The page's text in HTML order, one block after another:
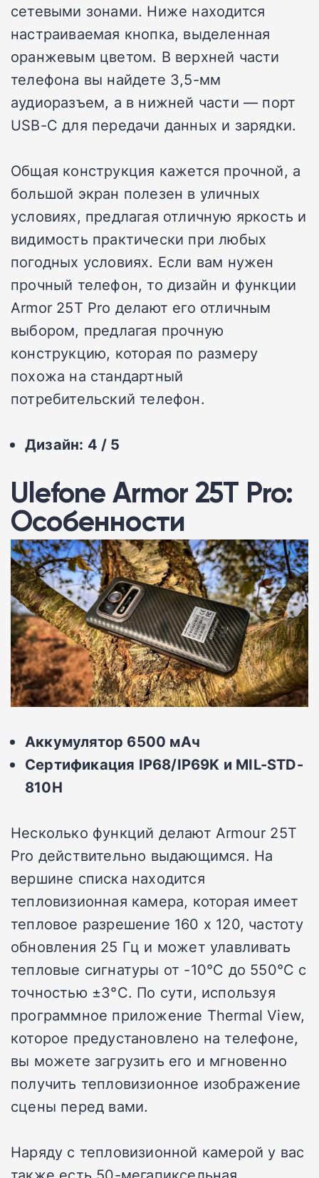
сетевыми зонами. Ниже находится
настраиваемая кнопка, выделенная
оранжевым цветом. В верхней части
телефона вы найдете 3,5-мм
аудиоразъем, а в нижней части — порт
USB-C для передачи данных и зарядки.
Общая конструкция кажется прочной, а
большой экран полезен в уличных
условиях, предлагая отличную яркость и
видимость практически при любых
погодных условиях. Если вам нужен
прочный телефон, то дизайн и функции
Armor 25T Pro делают его отличным
выбором, предлагая прочную
конструкцию, которая по размеру
похожа на стандартный
потребительский телефон.
Дизайн: 4 / 5
Ulefone Armor 25T Pro:
Особенности
Аккумулятор 6500 мАч
Сертификация IP68/IP69K и MIL-STD-
810H
Несколько функций делают Armour 25T
Pro действительно выдающимся. На
вершине списка находится
тепловизионная камера, которая имеет
тепловое разрешение 160 x 120, частоту
обновления 25 Гц и может улавливать
тепловые сигнатуры от -10°C до 550°C с
точностью ±3°C. По сути, используя
программное приложение Thermal View,
которое предустановлено на телефоне,
вы можете загрузить его и мгновенно
получить тепловизионное изображение
сцены перед вами.
Наряду с тепловизионной камерой у вас